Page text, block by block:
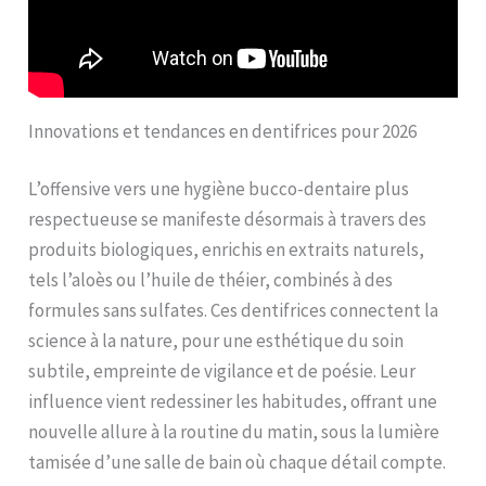
Innovations et tendances en dentifrices pour 2026
L’offensive vers une hygiène bucco-dentaire plus
respectueuse se manifeste désormais à travers des
produits biologiques, enrichis en extraits naturels,
tels l’aloès ou l’huile de théier, combinés à des
formules sans sulfates. Ces dentifrices connectent la
science à la nature, pour une esthétique du soin
subtile, empreinte de vigilance et de poésie. Leur
influence vient redessiner les habitudes, offrant une
nouvelle allure à la routine du matin, sous la lumière
tamisée d’une salle de bain où chaque détail compte.